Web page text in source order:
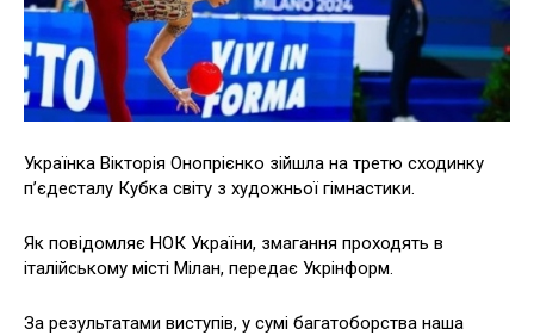
Українка Вікторія Онопрієнко зійшла на третю сходинку
п’єдесталу Кубка світу з художньої гімнастики.
Як повідомляє НОК України, змагання проходять в
італійському місті Мілан, передає Укрінформ.
За результатами виступів, у сумі багатоборства наша